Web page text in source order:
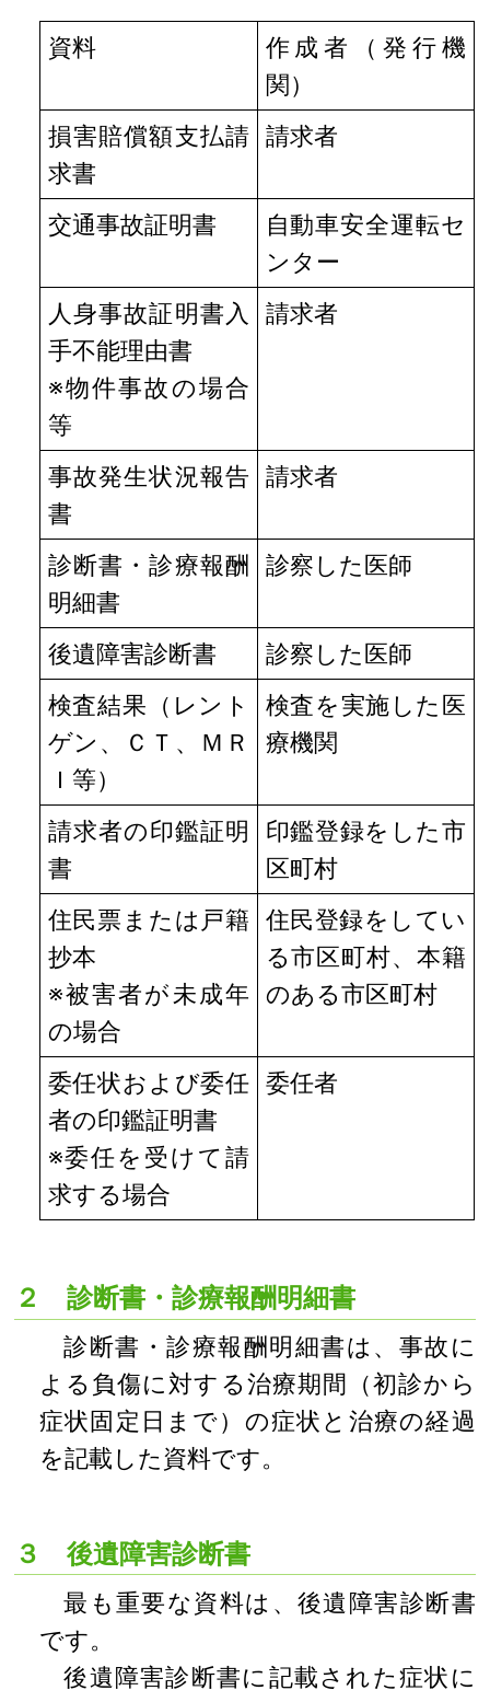
資料
作成者（発行機
関）
損害賠償額支払請
求書
請求者
交通事故証明書
自動車安全運転セ
ンター
人身事故証明書入
手不能理由書
※物件事故の場合
等
請求者
事故発生状況報告
書
請求者
診断書・診療報酬
明細書
診察した医師
後遺障害診断書
診察した医師
検査結果（レント
ゲン、ＣＴ、ＭＲ
Ｉ等）
検査を実施した医
療機関
請求者の印鑑証明
書
印鑑登録をした市
区町村
住民票または戸籍
抄本
※被害者が未成年
の場合
住民登録をしてい
る市区町村、本籍
のある市区町村
委任状および委任
者の印鑑証明書
※委任を受けて請
求する場合
委任者
２ 診断書・診療報酬明細書
診断書・診療報酬明細書は、事故に
よる負傷に対する治療期間（初診から
症状固定日まで）の症状と治療の経過
を記載した資料です。
３ 後遺障害診断書
最も重要な資料は、後遺障害診断書
です。
後遺障害診断書に記載された症状に